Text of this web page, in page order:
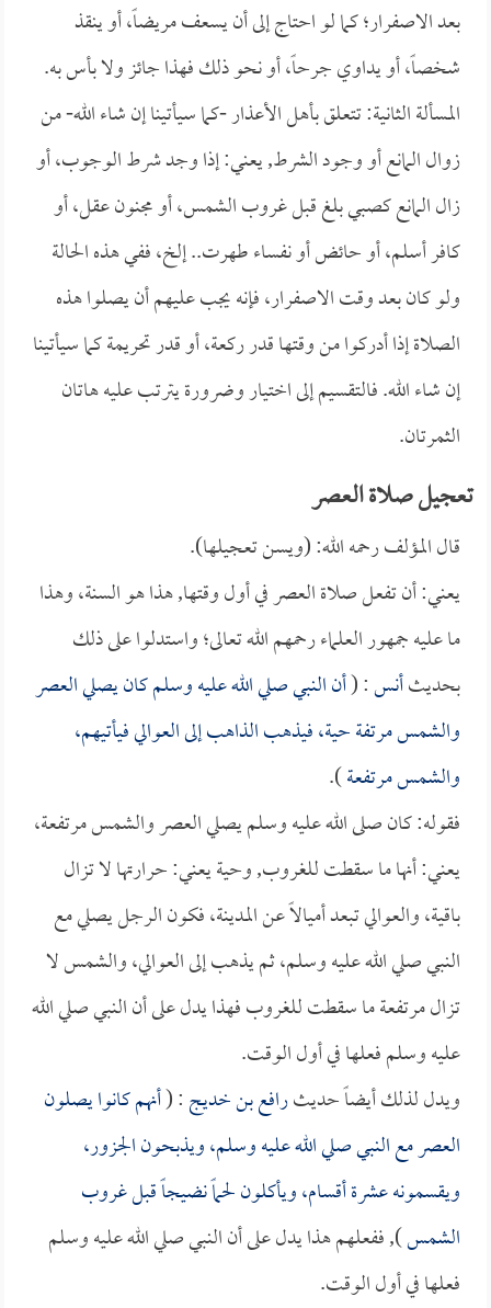
بعد الاصفرار؛ كما لو احتاج إلى أن يسعف مريضاً، أو ينقذ
شخصاً، أو يداوي جرحاً، أو نحو ذلك فهذا جائز ولا بأس به.
المسألة الثانية: تتعلق بأهل الأعذار -كما سيأتينا إن شاء الله- من
زوال المانع أو وجود الشرط, يعني: إذا وجد شرط الوجوب، أو
زال المانع كصبي بلغ قبل غروب الشمس، أو مجنون عقل، أو
كافر أسلم، أو حائض أو نفساء طهرت.. إلخ، ففي هذه الحالة
ولو كان بعد وقت الاصفرار، فإنه يجب عليهم أن يصلوا هذه
الصلاة إذا أدركوا من وقتها قدر ركعة، أو قدر تحريمة كما سيأتينا
إن شاء الله. فالتقسيم إلى اختيار وضرورة يترتب عليه هاتان
الثمرتان.
تعجيل صلاة العصر
قال المؤلف رحمه الله: (ويسن تعجيلها).
يعني: أن تفعل صلاة العصر في أول وقتها, هذا هو السنة، وهذا
ما عليه جمهور العلماء رحمهم الله تعالى؛ واستدلوا على ذلك
بحديثأنس: (أن النبي صلي الله عليه وسلم كان يصلي العصر
والشمس مرتفة حية، فيذهب الذاهب إلى العوالي فيأتيهم،
والشمس مرتفعة).
فقوله: كان صلى الله عليه وسلم يصلي العصر والشمس مرتفعة،
يعني: أنها ما سقطت للغروب, وحية يعني: حرارتها لا تزال
باقية، والعوالي تبعد أميالاً عن المدينة، فكون الرجل يصلي مع
النبي صلي الله عليه وسلم، ثم يذهب إلى العوالي، والشمس لا
تزال مرتفعة ما سقطت للغروب فهذا يدل على أن النبي صلي الله
عليه وسلم فعلها في أول الوقت.
ويدل لذلك أيضاً حديثرافع بن خديج: (أنهم كانوا يصلون
العصر مع النبي صلي الله عليه وسلم، ويذبحون الجزور،
ويقسمونه عشرة أقسام، ويأكلون لحماً نضيجاً قبل غروب
الشمس), ففعلهم هذا يدل على أن النبي صلي الله عليه وسلم
فعلها في أول الوقت.